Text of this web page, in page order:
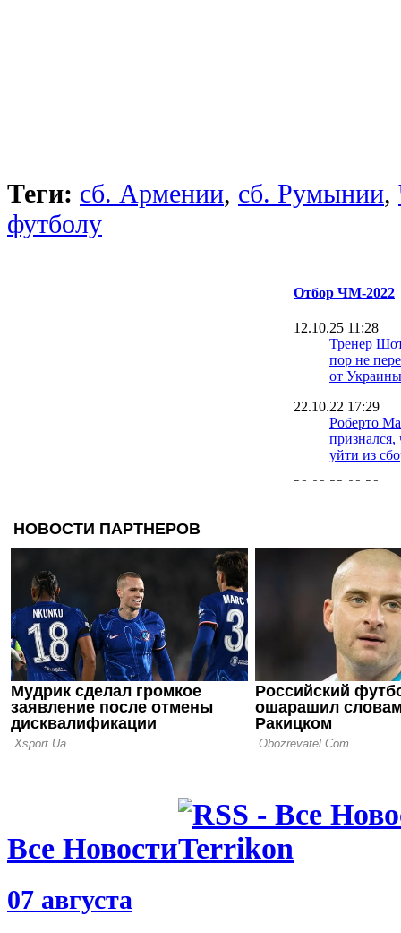
Теги: сб. Армении, сб. Румынии,
футболу
Отбор ЧМ-2022
12.10.25 11:28
Тренер
пор не
от Украины
22.10.22 17:29
Роберто
признался,
уйти из
29.09.22 09:29
28.09.22 18:11
Кака:
менее
17.09.22 09:43
ФИФА
участии
на ЧМ
Все Новости
07 августа